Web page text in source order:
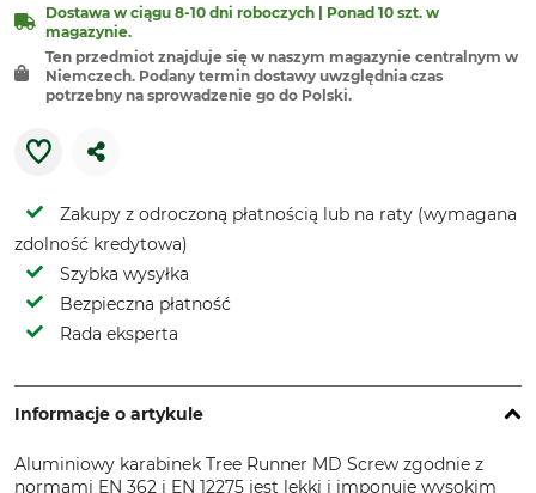
Dostawa w ciągu 8-10 dni roboczych | Ponad 10 szt. w
magazynie.
Ten przedmiot znajduje się w naszym magazynie centralnym w
Niemczech. Podany termin dostawy uwzględnia czas
potrzebny na sprowadzenie go do Polski.
Zakupy z odroczoną płatnością lub na raty (wymagana
zdolność kredytowa)
Szybka wysyłka
Bezpieczna płatność
Rada eksperta
Informacje o artykule
Aluminiowy karabinek Tree Runner MD Screw zgodnie z
normami EN 362 i EN 12275 jest lekki i imponuje wysokim